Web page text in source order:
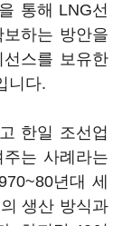
통해 LNG선
하는 방안을
스를 보유한
니다.
한일 조선업
는 사례라는
년대 세
생산 방식과